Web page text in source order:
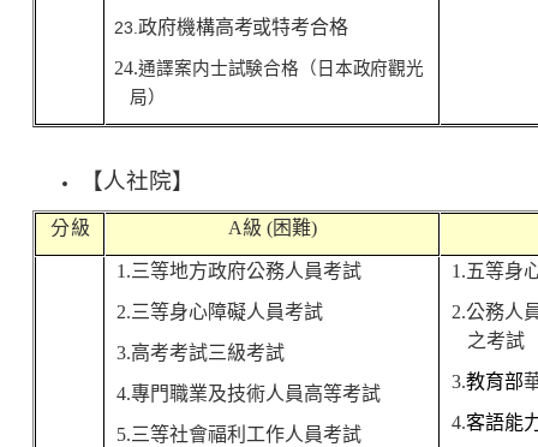
23.政府機構高考或特考合格
24.通譯案内士試験合格（日本政府觀光
局）
【人社院】
分 級 A級 (困難)
1.三等地方政府公務人員考試
2.三等身心障礙人員考試
3.高考考試三級考試
4.專門職業及技術人員高等考試
5.三等社會福利工作人員考試
1.五等身
2.公務人
之考試
3.教育部
4.客語能